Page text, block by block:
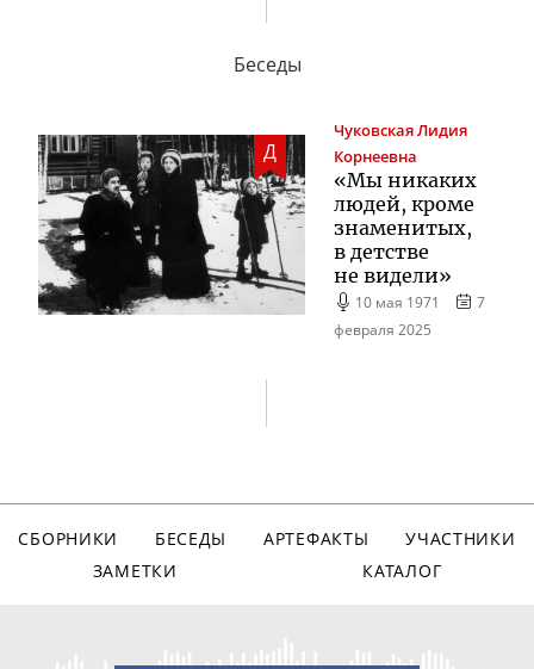
Беседы
Д
ЧуковскаяЛидия
Корнеевна
«Мы никаких
людей, кроме
знаменитых,
в детстве
не видели»
10 мая 1971
7
февраля 2025
СБОРНИКИ БЕСЕДЫ АРТЕФАКТЫ
УЧАСТНИКИ
ЗАМЕТКИ
КАТАЛОГ